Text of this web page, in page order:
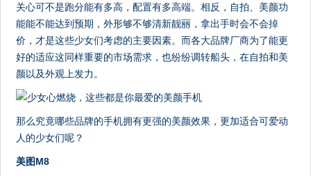
关心可不是跑分能有多高，配置有多高端。相反，自拍、美颜功
能能不能达到预期，外形够不够清新靓丽，拿出手时会不会掉
价，才是这些少女们考虑的主要因素。而各大品牌厂商为了能更
好的适应这同样重要的市场需求，也纷纷调转船头，在自拍和美
颜以及外观上发力。
那么究竟哪些品牌的手机拥有更强的美颜效果，更加适合可爱动
人的少女们呢？
美图M8